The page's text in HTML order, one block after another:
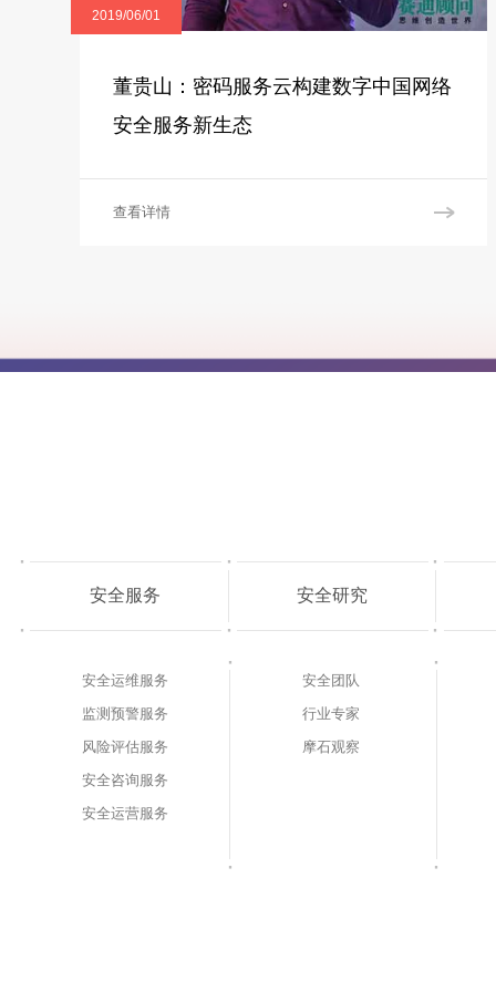
2019/06/01
董贵山：密码服务云构建数字中国网络
安全服务新生态
查看详情
安全服务
安全运维服务
监测预警服务
风险评估服务
安全咨询服务
安全运营服务
安全研究
安全团队
行业专家
摩石观察